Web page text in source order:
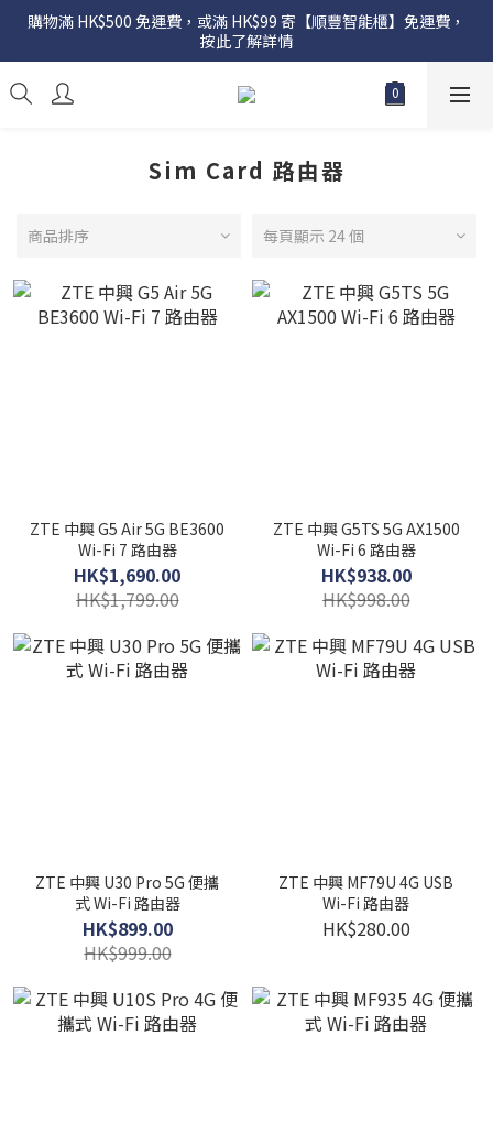
購物滿 HK$500 免運費，或滿 HK$99 寄【順豐智能櫃】免運費，
按此了解詳情
Sim Card 路由器
商品排序 每頁顯示 24 個
ZTE 中興 G5 Air 5G BE3600
Wi-Fi 7 路由器
HK$1,690.00
HK$1,799.00
ZTE 中興 G5TS 5G AX1500
Wi-Fi 6 路由器
HK$938.00
HK$998.00
ZTE 中興 U30 Pro 5G 便攜
式 Wi-Fi 路由器
HK$899.00
HK$999.00
ZTE 中興 MF79U 4G USB
Wi-Fi 路由器
HK$280.00